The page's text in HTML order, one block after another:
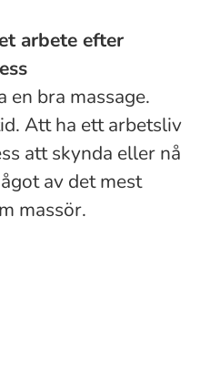
arbete efter
en bra massage.
Att ha ett arbetsliv
att skynda eller nå
av det mest
massör.